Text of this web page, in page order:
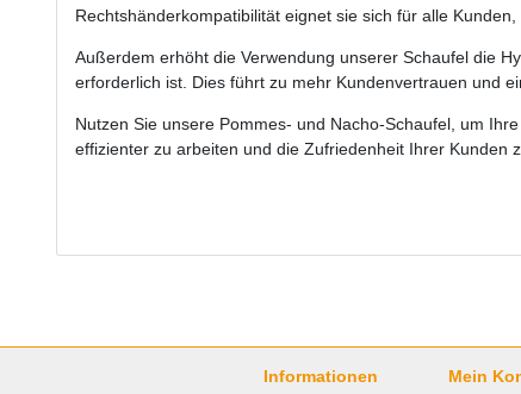
Rechtshänderkompatibilität eignet sie sich für alle
Außerdem erhöht die Verwendung unserer Schaufel die
erforderlich ist. Dies führt zu mehr Kundenvertrauen und
Nutzen Sie unsere Pommes- und Nacho-Schaufel, um
effizienter zu arbeiten und die Zufriedenheit Ihrer Kunden
Informationen Mein